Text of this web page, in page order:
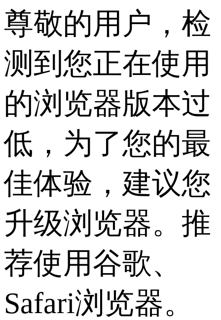
尊敬的用户，检
测到您正在使用
的浏览器版本过
低，为了您的最
佳体验，建议您
升级浏览器。推
荐使用谷歌、
Safari浏览器。